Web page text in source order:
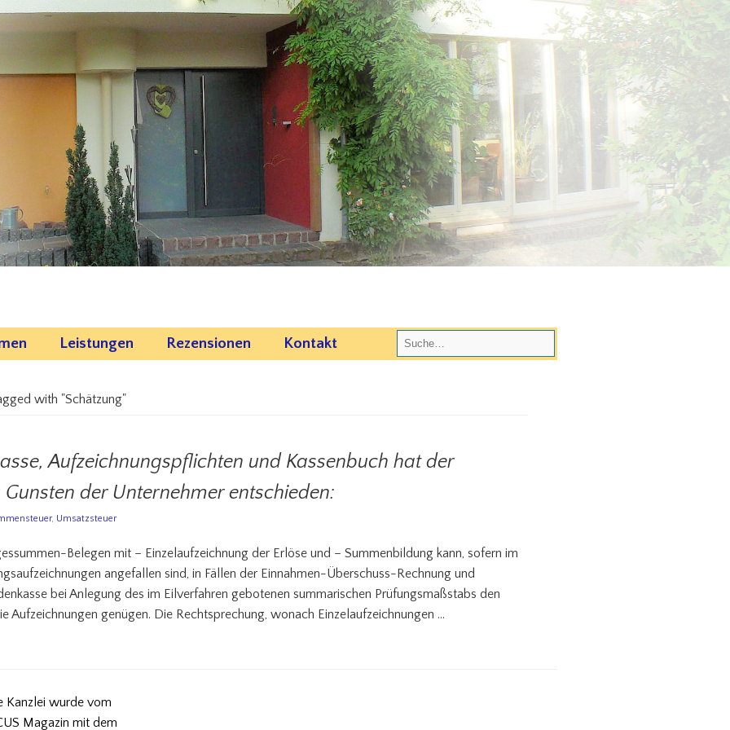
Leistungen Rezensionen Kontakt
with "Schätzung"
Aufzeichnungspflichten und Kassenbuch hat der
der Unternehmer entschieden:
, Umsatzsteuer
Belegen mit – Einzelaufzeichnung der Erlöse und – Summenbildung kann, sofern im
angefallen sind, in Fällen der Einnahmen-Überschuss-Rechnung und
bei Anlegung des im Eilverfahren gebotenen summarischen Prüfungsmaßstabs den
Aufzeichnungen genügen. Die Rechtsprechung, wonach Einzelaufzeichnungen …
Kanzlei wurde vom
Magazin mit dem